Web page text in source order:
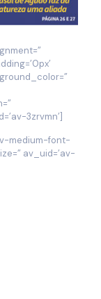
3zrvmn’]
medium-font-
av_uid=’av-